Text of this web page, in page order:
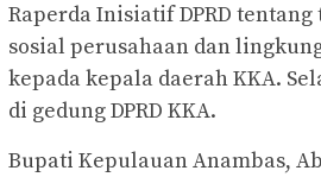
Raperda Inisiatif DPRD
sosial perusahaan dan
kepada kepala daerah KKA.
di gedung DPRD KKA.
Bupati Kepulauan Anambas,